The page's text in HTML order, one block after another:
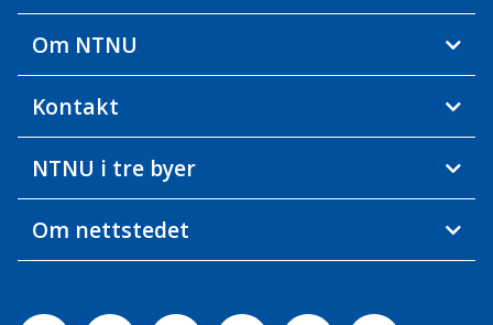
Om NTNU
Kontakt
NTNU i tre byer
Om nettstedet